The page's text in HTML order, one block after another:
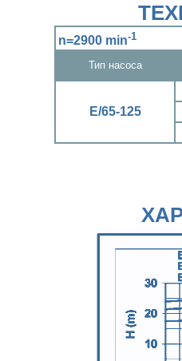
n=2900 min-1
Тип насоса
Е/65-125